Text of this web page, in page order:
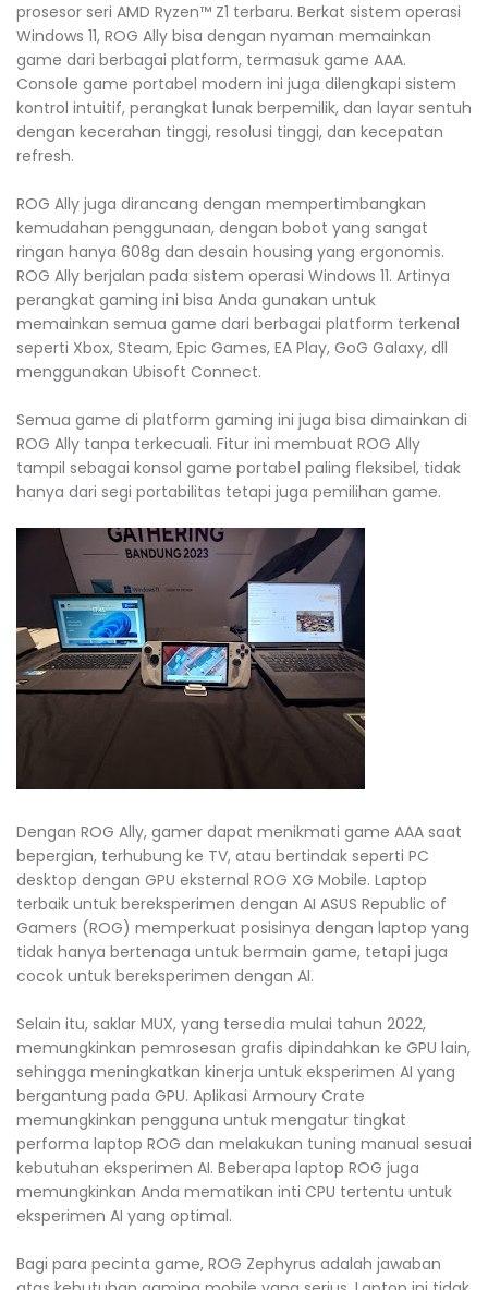
prosesor seri AMD Ryzen™ Z1 terbaru. Berkat sistem operasi
Windows 11, ROG Ally bisa dengan nyaman memainkan
game dari berbagai platform, termasuk game AAA.
Console game portabel modern ini juga dilengkapi sistem
kontrol intuitif, perangkat lunak berpemilik, dan layar sentuh
dengan kecerahan tinggi, resolusi tinggi, dan kecepatan
refresh.
ROG Ally juga dirancang dengan mempertimbangkan
kemudahan penggunaan, dengan bobot yang sangat
ringan hanya 608g dan desain housing yang ergonomis.
ROG Ally berjalan pada sistem operasi Windows 11. Artinya
perangkat gaming ini bisa Anda gunakan untuk
memainkan semua game dari berbagai platform terkenal
seperti Xbox, Steam, Epic Games, EA Play, GoG Galaxy, dll
menggunakan Ubisoft Connect.
Semua game di platform gaming ini juga bisa dimainkan di
ROG Ally tanpa terkecuali. Fitur ini membuat ROG Ally
tampil sebagai konsol game portabel paling fleksibel, tidak
hanya dari segi portabilitas tetapi juga pemilihan game.
Dengan ROG Ally, gamer dapat menikmati game AAA saat
bepergian, terhubung ke TV, atau bertindak seperti PC
desktop dengan GPU eksternal ROG XG Mobile. Laptop
terbaik untuk bereksperimen dengan AI ASUS Republic of
Gamers (ROG) memperkuat posisinya dengan laptop yang
tidak hanya bertenaga untuk bermain game, tetapi juga
cocok untuk bereksperimen dengan AI.
Selain itu, saklar MUX, yang tersedia mulai tahun 2022,
memungkinkan pemrosesan grafis dipindahkan ke GPU lain,
sehingga meningkatkan kinerja untuk eksperimen AI yang
bergantung pada GPU. Aplikasi Armoury Crate
memungkinkan pengguna untuk mengatur tingkat
performa laptop ROG dan melakukan tuning manual sesuai
kebutuhan eksperimen AI. Beberapa laptop ROG juga
memungkinkan Anda mematikan inti CPU tertentu untuk
eksperimen AI yang optimal.
Bagi para pecinta game, ROG Zephyrus adalah jawaban